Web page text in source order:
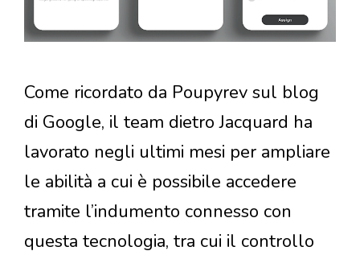
Come ricordato da Poupyrev sul blog
di Google, il team dietro Jacquard ha
lavorato negli ultimi mesi per ampliare
le abilità a cui è possibile accedere
tramite l’indumento connesso con
questa tecnologia, tra cui il controllo